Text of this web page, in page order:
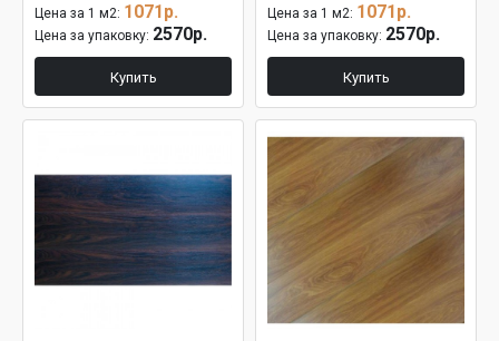
Цена за 1 м2: 1071р.
Цена за упаковку: 2570р.
Купить
Цена за 1 м2: 1071р.
Цена за упаковку: 2570р.
Купить